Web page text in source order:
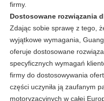
firmy.
Dostosowane rozwiązania
Zdając sobie sprawę z tego,
wyjątkowe wymagania,
oferuje dostosowane
specyficznych wymagań
firmy do dostosowywania
części uczyniła ją zaufanym
motoryzacyjnych w całej